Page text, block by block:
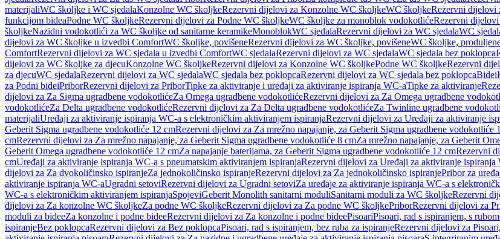
materijaliWC školjke i WC sjedalaKonzolne WC školjkeRezervni dijelovi za Konzolne WC školjkeWC školjkeRezervni dijelovi
funkcijom bideaPodne WC školjkeRezervni dijelovi za Podne WC školjkeWC školjke za monoblok vodokotlićeRezervni
školjkeNazidni vodokotlići za WC školjke od sanitarne keramikeMonoblokWC sjedalaRezervni dijelovi za WC sjedalaWC
dijelovi za WC školjke u izvedbi ComfortWC školjke, povišeneRezervni dijelovi za WC školjke, povišeneWC školjke,
ComfortRezervni dijelovi za WC sjedala u izvedbi ComfortWC sjedalaRezervni dijelovi za WC sjedalaWC sjedala bez poklopca
dijelovi za WC školjke za djecuKonzolne WC školjkeRezervni dijelovi za Konzolne WC školjkePodne WC školjkeRezervni
za djecuWC sjedalaRezervni dijelovi za WC sjedalaWC sjedala bez poklopcaRezervni dijelovi za WC sjedala bez poklopcaBidei
za Podni bideiPriborRezervni dijelovi za PriborTipke za aktiviranje i uređaji za aktiviranje ispiranja WC-aTipke za aktiviranje
dijelovi za Za Sigma ugradbene vodokotlićeZa Omega ugradbene vodokotlićeRezervni dijelovi za Za Omega ugradbene
vodokotlićeZa Delta ugradbene vodokotlićeRezervni dijelovi za Za Delta ugradbene vodokotlićeZa Twinline ugradbene
materijaliUređaji za aktiviranje ispiranja WC-a s elektroničkim aktiviranjem ispiranjaRezervni dijelovi za Uređaji za aktiviranje
Geberit Sigma ugradbene vodokotliće 12 cmRezervni dijelovi za Za mrežno napajanje, za Geberit Sigma ugradbene vodokotliće
cmRezervni dijelovi za Za mrežno napajanje, za Geberit Sigma ugradbene vodokotliće 8 cmZa mrežno napajanje, za Geberit
Geberit Omega ugradbene vodokotliće 12 cmZa napajanje baterijama, za Geberit Sigma ugradbene vodokotliće 12 cmRezervni
cmUređaji za aktiviranje ispiranja WC-a s pneumatskim aktiviranjem ispiranjaRezervni dijelovi za Uređaji za aktiviranje
dijelovi za Za dvokoličinsko ispiranjeZa jednokoličinsko ispiranjeRezervni dijelovi za Za jednokoličinsko ispiranjePribor za
aktiviranje ispiranja WC-aUgradni setoviRezervni dijelovi za Ugradni setoviZa uređaje za aktiviranje ispiranja WC-a s
WC-a s elektroničkim aktiviranjem ispiranjaSpojeviGeberit Monolith sanitarni moduliSanitarni moduli za WC školjkeRezervni
dijelovi za Za konzolne WC školjkeZa podne WC školjkeRezervni dijelovi za Za podne WC školjkePriborRezervni dijelovi za
moduli za bideeZa konzolne i podne bideeRezervni dijelovi za Za konzolne i podne bideePisoariPisoari, rad s ispiranjem, s
ispiranjeBez poklopcaRezervni dijelovi za Bez poklopcaPisoari, rad s ispiranjem, bez ruba za ispiranjeRezervni dijelovi za